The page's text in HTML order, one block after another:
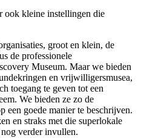
ook kleine instellingen die
groot en klein, de
de professionele
Museum. Maar we bieden
en vrijwilligersmusea,
toegang te geven tot een
We bieden ze zo de
een goede manier te beschrijven.
en straks met die superlokale
verder invullen.